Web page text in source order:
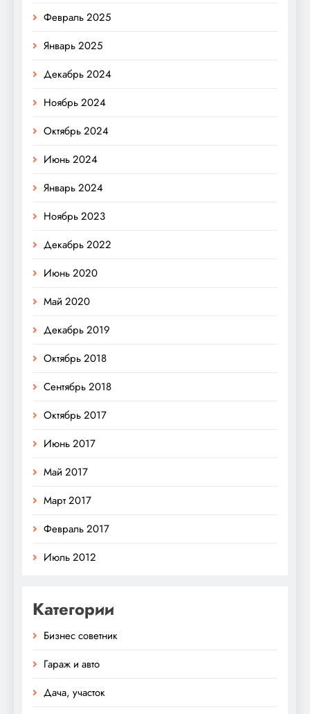
Февраль 2025
Январь 2025
Декабрь 2024
Ноябрь 2024
Октябрь 2024
Июнь 2024
Январь 2024
Ноябрь 2023
Декабрь 2022
Июнь 2020
Май 2020
Декабрь 2019
Октябрь 2018
Сентябрь 2018
Октябрь 2017
Июнь 2017
Май 2017
Март 2017
Февраль 2017
Июль 2012
Категории
Бизнес советник
Гараж и авто
Дача, участок